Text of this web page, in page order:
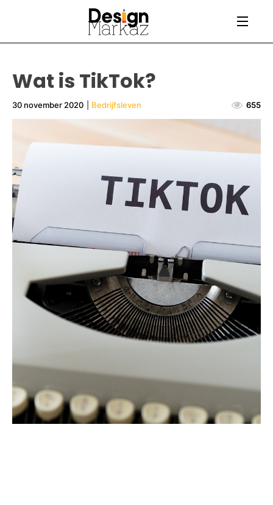
Wat is TikTok?
30 november 2020 Bedrijfsleven 655